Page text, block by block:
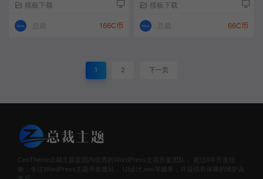
模板下载
总裁 166C币
模板下载
总裁 66C币
1 2 下一页
CeoTheme总裁主题是国内优秀的WordPress主题开发团队， 超过6年开发经
验，专注WordPress主题开发建站， UI设计,seo等服务；并提供有保障的维护及